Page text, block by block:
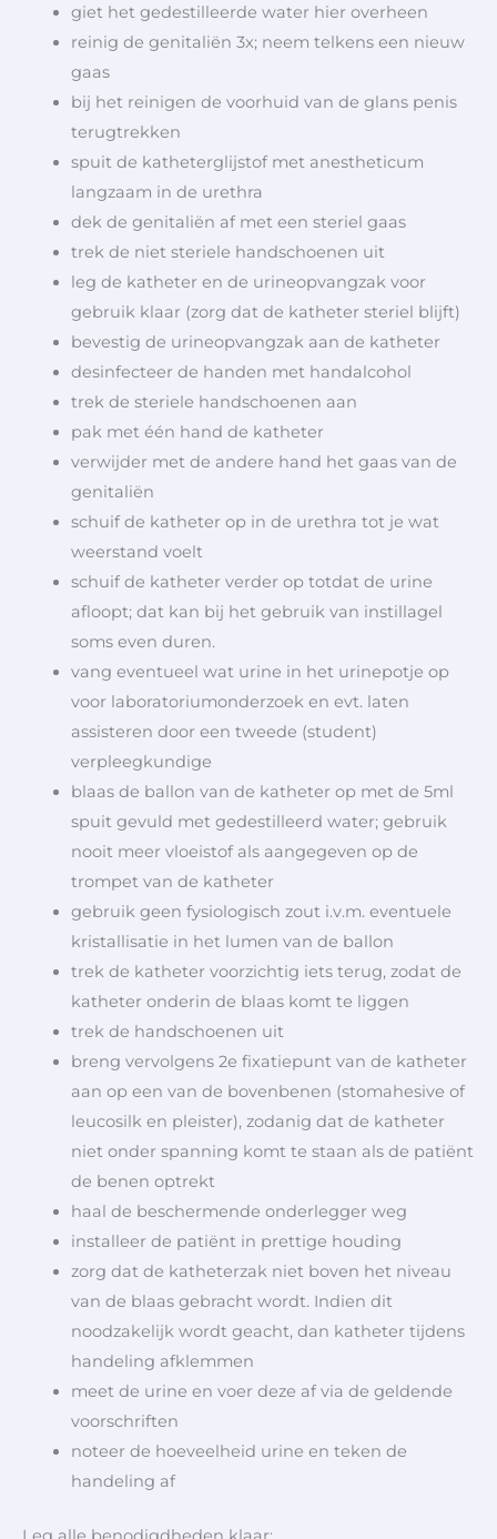
giet het gedestilleerde water hier overheen
reinig de genitaliën 3x; neem telkens een nieuw
gaas
bij het reinigen de voorhuid van de glans penis
terugtrekken
spuit de katheterglijstof met anestheticum
langzaam in de urethra
dek de genitaliën af met een steriel gaas
trek de niet steriele handschoenen uit
leg de katheter en de urineopvangzak voor
gebruik klaar (zorg dat de katheter steriel blijft)
bevestig de urineopvangzak aan de katheter
desinfecteer de handen met handalcohol
trek de steriele handschoenen aan
pak met één hand de katheter
verwijder met de andere hand het gaas van de
genitaliën
schuif de katheter op in de urethra tot je wat
weerstand voelt
schuif de katheter verder op totdat de urine
afloopt; dat kan bij het gebruik van instillagel
soms even duren.
vang eventueel wat urine in het urinepotje op
voor laboratoriumonderzoek en evt. laten
assisteren door een tweede (student)
verpleegkundige
blaas de ballon van de katheter op met de 5ml
spuit gevuld met gedestilleerd water; gebruik
nooit meer vloeistof als aangegeven op de
trompet van de katheter
gebruik geen fysiologisch zout i.v.m. eventuele
kristallisatie in het lumen van de ballon
trek de katheter voorzichtig iets terug, zodat de
katheter onderin de blaas komt te liggen
trek de handschoenen uit
breng vervolgens 2e fixatiepunt van de katheter
aan op een van de bovenbenen (stomahesive of
leucosilk en pleister), zodanig dat de katheter
niet onder spanning komt te staan als de patiënt
de benen optrekt
haal de beschermende onderlegger weg
installeer de patiënt in prettige houding
zorg dat de katheterzak niet boven het niveau
van de blaas gebracht wordt. Indien dit
noodzakelijk wordt geacht, dan katheter tijdens
handeling afklemmen
meet de urine en voer deze af via de geldende
voorschriften
noteer de hoeveelheid urine en teken de
handeling af